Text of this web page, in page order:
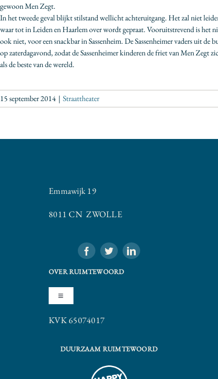
gewoon Men Zegt.
In het tweede geval blijkt stilstand wellicht achteruitgang. Het zal niet
waar tot in Leiden en Haarlem over wordt gepraat. Vooruitstrevend is het
ook niet, voor een snackbar in Sassenheim. De Sassenheimer vaders uit de
op zaterdagavond, zodat de Sassenheimer kinderen de friet van Men Zegt
als de beste van de wereld.
15 september 2014 | Straattheater
Emmawijk 19
8011 CN ZWOLLE
OVER RUIMTEWOORD
Toggle
Navigation
Algemene VoorwaardenKVK 65074017
DUURZAAM RUIMTEWOORD